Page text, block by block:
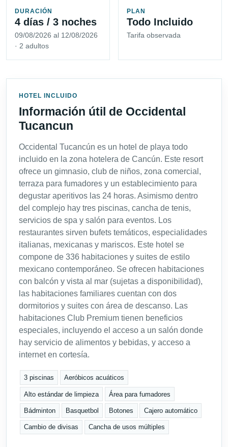
DURACIÓN
4 días / 3 noches
09/08/2026 al 12/08/2026
· 2 adultos
PLAN
Todo Incluido
Tarifa observada
HOTEL INCLUIDO
Información útil de Occidental
Tucancun
Occidental Tucancún es un hotel de playa todo
incluido en la zona hotelera de Cancún. Este resort
ofrece un gimnasio, club de niños, zona comercial,
terraza para fumadores y un establecimiento para
degustar aperitivos las 24 horas. Asimismo dentro
del complejo hay tres piscinas, cancha de tenis,
servicios de spa y salón para eventos. Los
restaurantes sirven bufets temáticos, especialidades
italianas, mexicanas y mariscos. Este hotel se
compone de 336 habitaciones y suites de estilo
mexicano contemporáneo. Se ofrecen habitaciones
con balcón y vista al mar (sujetas a disponibilidad),
las habitaciones familiares cuentan con dos
dormitorios y suites con área de descanso. Las
habitaciones Club Premium tienen beneficios
especiales, incluyendo el acceso a un salón donde
hay servicio de alimentos y bebidas, y acceso a
internet en cortesía.
3 piscinas Aeróbicos acuáticos
Alto estándar de limpieza Área para fumadores
Bádminton Basquetbol Botones Cajero automático
Cambio de divisas Cancha de usos múltiples